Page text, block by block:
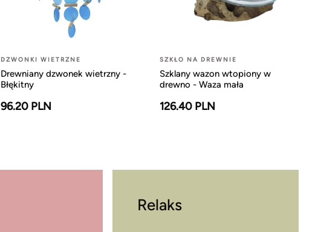
DZWONKI WIETRZNE
Drewniany dzwonek wietrzny -
Błękitny
96.20 PLN
SZKŁO NA DREWNIE
Szklany wazon wtopiony w
drewno - Waza mała
126.40 PLN
Relaks